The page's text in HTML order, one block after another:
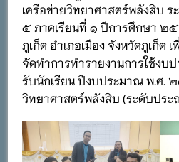
เครือข่ายวิทยาศาสตร์พลังสิบ
๕ ภาคเรียนที่ ๑ ปีการศึกษา ๒
ภูเก็ต อำเภอเมือง จังหวัดภูเก็ต
จัดทำการทำรายงานการใช้งบ
รับนักเรียน ปีงบประมาณ พ.ศ.
วิทยาศาสตร์พลังสิบ (ระดับประ